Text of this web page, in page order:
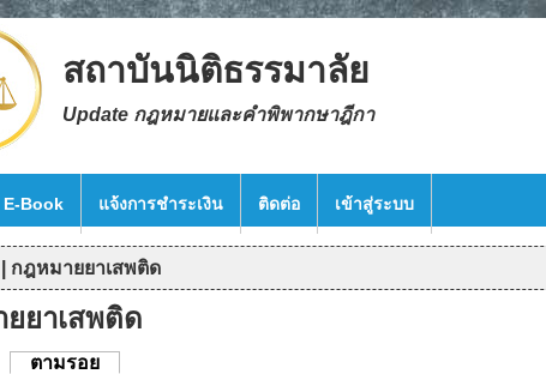
สถาบันนิติธรรมาลัย
Update กฎหมายและคำพิพากษาฎีกา
E-Book แจ้งการชำระเงิน ติดต่อ เข้าสู่ระบบ
นี่
กฎหมายยาเสพติด
ยาเสพติด
ตามรอย